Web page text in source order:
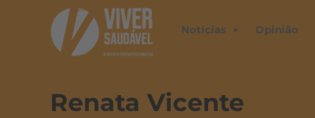
Notícias Opinião
Renata Vicente